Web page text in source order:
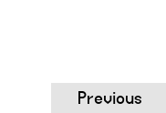
Previous